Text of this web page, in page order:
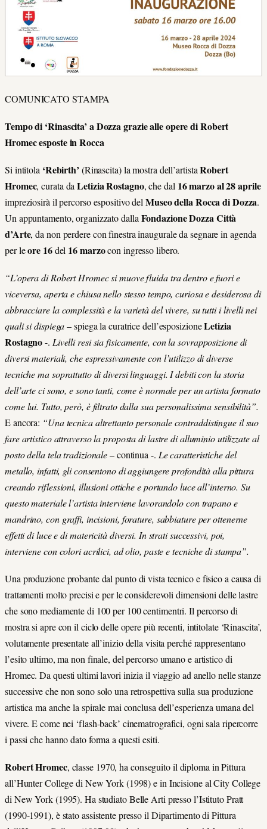
COMUNICATO STAMPA
Tempo di ‘Rinascita’ a Dozza grazie alle opere di Robert
Hromec esposte in Rocca
Si intitola ‘Rebirth’ (Rinascita) la mostra dell’artistaRobert
Hromec, curata daLetizia Rostagno, che dal 16 marzo al 28 aprile
impreziosirà il percorso espositivo del Museo della Rocca di Dozza.
Un appuntamento, organizzato dalla Fondazione Dozza Città
d’Arte, da non perdere con finestra inaugurale da segnare in agenda
per leore 16del 16 marzocon ingresso libero.
“L’opera di Robert Hromec si muove fluida tra dentro e fuori e
viceversa, aperta e chiusa nello stesso tempo, curiosa e desiderosa di
abbracciare la complessità e la varietà del vivere, su tutti i livelli nei
quali si dispiega– spiega la curatrice dell’esposizioneLetizia
Rostagno-. Livelli resi sia fisicamente, con la sovrapposizione di
diversi materiali, che espressivamente con l’utilizzo di diverse
tecniche ma soprattutto di diversi linguaggi. I debiti con la storia
dell’arte ci sono, e sono tanti, come è normale per un artista formato
come lui. Tutto, però, è filtrato dalla sua personalissima sensibilità”.
E ancora: “Una tecnica altrettanto personale contraddistingue il suo
fare artistico attraverso la proposta di lastre di alluminio utilizzate al
posto della tela tradizionale– continua -. Le caratteristiche del
metallo, infatti, gli consentono di aggiungere profondità alla pittura
creando riflessioni, illusioni ottiche e portando luce all’interno. Su
questo materiale l’artista interviene lavorandolo con trapano e
mandrino, con graffi, incisioni, forature, sabbiature per ottenerne
effetti di luce e di matericità diversi. In strati successivi, poi,
interviene con colori acrilici, ad olio, paste e tecniche di stampa”.
Una produzione probante dal punto di vista tecnico e fisico a causa di
trattamenti molto precisi e per le considerevoli dimensioni delle lastre
che sono mediamente di 100 per 100 centimentri. Il percorso di
mostra si apre con il ciclo delle opere più recenti, intitolate ‘Rinascita’,
volutamente presentate all’inizio della visita perché rappresentano
l’esito ultimo, ma non finale, del percorso umano e artistico di
Hromec. Da questi ultimi lavori inizia il viaggio ad anello nelle stanze
successive che non sono solo una retrospettiva sulla sua produzione
artistica ma anche la spirale mai conclusa dell’esperienza umana del
vivere. E come nei ‘flash-back’ cinematrografici, ogni sala ripercorre
i passi che hanno dato forma a questi esiti.
Robert Hromec, classe 1970, ha conseguito il diploma in Pittura
all’Hunter College di New York (1998) e in Incisione al City College
di New York (1995). Ha studiato Belle Arti presso l’Istituto Pratt
(1990-1991), è stato assistente presso il Dipartimento di Pittura